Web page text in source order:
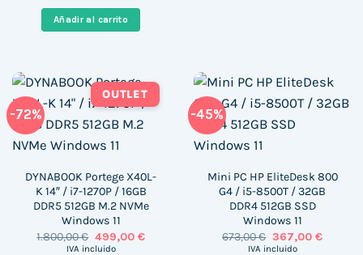
era:
688,00 €.
Añadir al carrito
-72%
OUTLET
DYNABOOK Portege X40L-
K 14″ / i7-1270P / 16GB
DDR5 512GB M.2 NVMe
Windows 11
1.800,00€ El
precio
499,00 €El
IVA incluido
-45%
Mini PC HP EliteDesk 800
G4 / i5-8500T / 32GB
DDR4 512GB SSD
Windows 11
673,00€ El
precio
367,00 €El
IVA incluido